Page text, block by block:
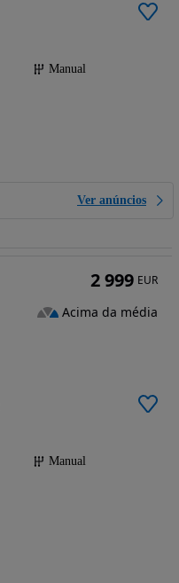
Manual
Ver anúncios
Manual
2 999 EUR
Acima da média